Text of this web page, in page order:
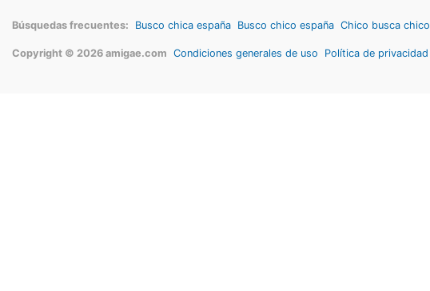
Búsquedas frecuentes: Busco chica españa Busco chico españa Chico busca chico
Copyright © 2026 amigae.com Condiciones generales de uso Política de privacidad